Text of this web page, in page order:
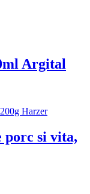
Argital
porc si vita,